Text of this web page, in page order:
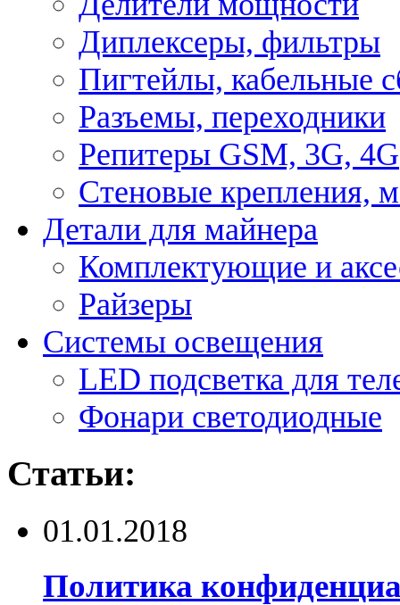
Диплексеры, фильтры
Пигтейлы, кабельные
Разъемы, переходники
Репитеры GSM, 3G, 4G
Стеновые крепления,
Детали для майнера
Комплектующие и
Райзеры
Системы освещения
LED подсветка для
Фонари светодиодные
Статьи:
01.01.2018
Политика